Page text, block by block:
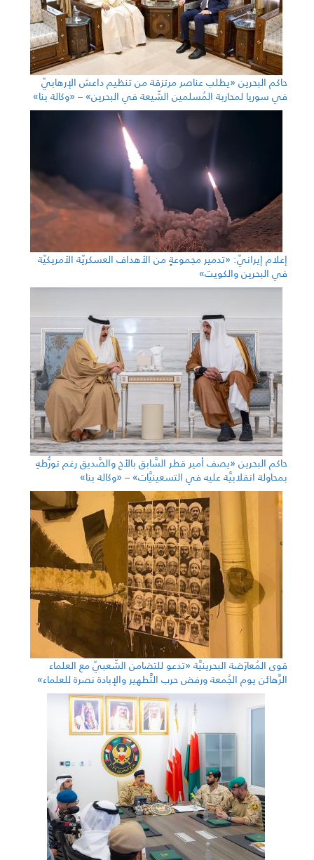
حاكم البحرين «يطلب عناصر مرتزقة من تنظيم داعش الإرهابيّ
في سوريا لمحاربة المُسلمين الشّيعة في البحرين» – «وكالة بنا»
إعلام إيرانيّ: «تدمير مجموعةٍ من الأهداف العسكريّة الأمريكيّة
في البحرين والكويت»
حاكم البحرين «يصف أمير قطر السَّابق بالأخ والصَّديق رغم تورُّطهِ
بمحاولة انقلابيَّة عليه في التسعينيَّات» – «وكالة بنا»
قوى المُعارَضة البحرينيَّة «تدعو للتضامن الشّعبيّ مع العلماء
الرَّهائن يوم الجُمعة ورفض حرب التَّطهير والإبادة نصرة للعلماء»